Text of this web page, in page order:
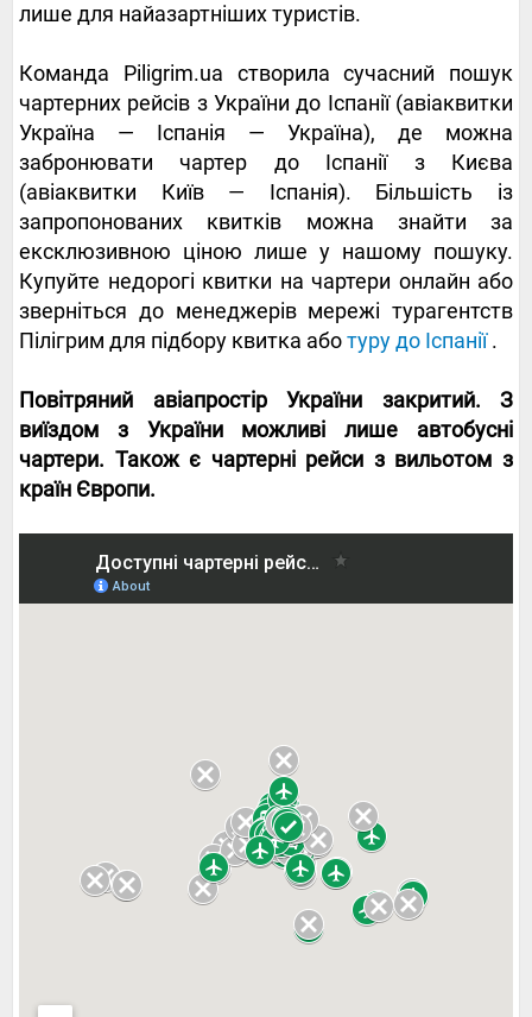
лише для найазартніших туристів.
Команда Piligrim.ua створила сучасний пошук
чартерних рейсів з України до Іспанії (авіаквитки
Україна — Іспанія — Україна), де можна
забронювати чартер до Іспанії з Києва
(авіаквитки Київ — Іспанія). Більшість із
запропонованих квитків можна знайти за
ексклюзивною ціною лише у нашому пошуку.
Купуйте недорогі квитки на чартери онлайн або
зверніться до менеджерів мережі турагентств
Пілігрим для підбору квитка аботуру до Іспанії.
Повітряний авіапростір України закритий. З
виїздом з України можливі лише автобусні
чартери. Також є чартерні рейси з вильотом з
країн Європи.